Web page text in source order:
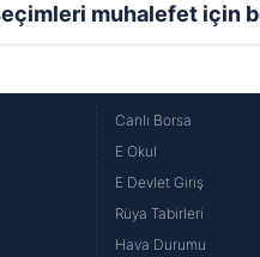
muhalefet için
Canlı Borsa
E Okul
E Devlet Giriş
Rüya Tabirleri
Hava Durumu